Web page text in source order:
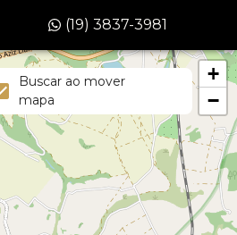
(19) 3837-3981
+
−
Buscar ao mover
mapa